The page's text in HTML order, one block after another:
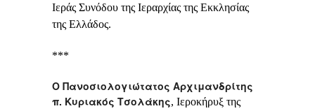
Ιεράς Συνόδου της Ιεραρχίας της Εκκλησίας
της Ελλάδος.
***
Ο Πανοσιολογιώτατος Αρχιμανδρίτης
π. Κυριακός Τσολάκης, Ιεροκήρυξ της